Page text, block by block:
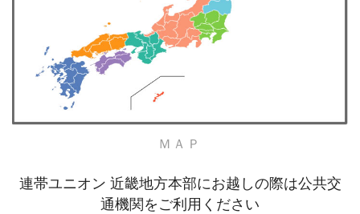
ＭＡＰ
連帯ユニオン 近畿地方本部にお越しの際は公共交
通機関をご利用ください